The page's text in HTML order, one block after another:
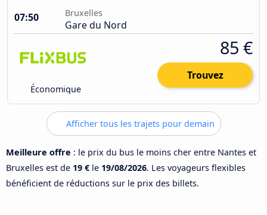
07:50
Bruxelles
Gare du Nord
Économique
85 €
Trouvez
Afficher tous les trajets pour demain
Meilleure offre : le prix du bus le moins cher entre Nantes et
Bruxelles est de 19 € le 19/08/2026. Les voyageurs flexibles
bénéficient de réductions sur le prix des billets.